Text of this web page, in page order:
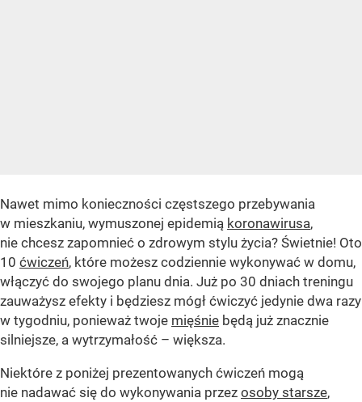
Nawet mimo konieczności częstszego przebywania
w mieszkaniu, wymuszonej epidemią koronawirusa,
nie chcesz zapomnieć o zdrowym stylu życia? Świetnie! Oto
10 ćwiczeń, które możesz codziennie wykonywać w domu,
włączyć do swojego planu dnia. Już po 30 dniach treningu
zauważysz efekty i będziesz mógł ćwiczyć jedynie dwa razy
w tygodniu, ponieważ twoje mięśnie będą już znacznie
silniejsze, a wytrzymałość – większa.
Niektóre z poniżej prezentowanych ćwiczeń mogą
nie nadawać się do wykonywania przez osoby starsze,